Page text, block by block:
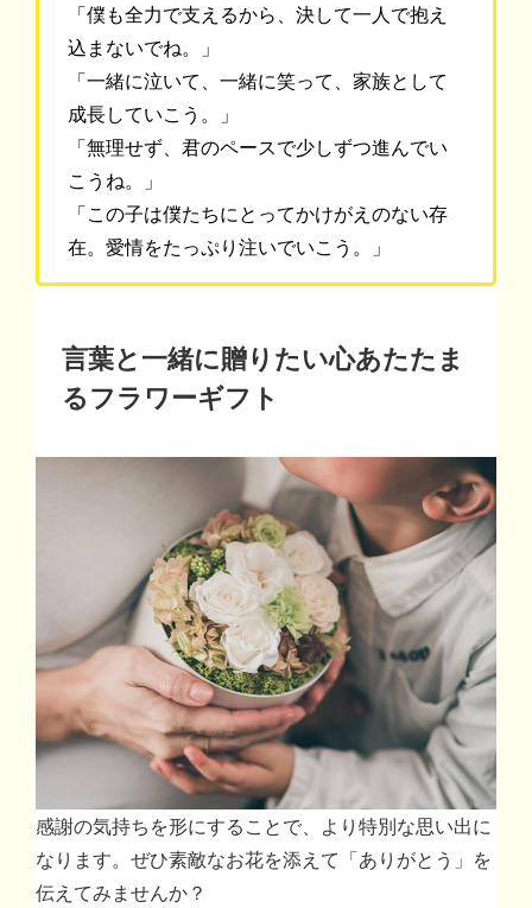
「僕も全力で支えるから、決して一人で抱え
込まないでね。」
「一緒に泣いて、一緒に笑って、家族として
成長していこう。」
「無理せず、君のペースで少しずつ進んでい
こうね。」
「この子は僕たちにとってかけがえのない存
在。愛情をたっぷり注いでいこう。」
言葉と一緒に贈りたい心あたたま
るフラワーギフト
感謝の気持ちを形にすることで、より特別な思い出に
なります。ぜひ素敵なお花を添えて「ありがとう」を
伝えてみませんか？